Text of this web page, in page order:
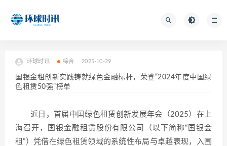
环球时讯 综合 2025-10-29
国银金租创新实践铸就绿色金融标杆，荣登“2024年度中国绿
色租赁50强”榜单
近日，首届中国绿色租赁创新发展年会（2025）在上
海召开，国银金融租赁股份有限公司（以下简称“国银金
租”）凭借在绿色租赁领域的系统性布局与卓越表现，入围